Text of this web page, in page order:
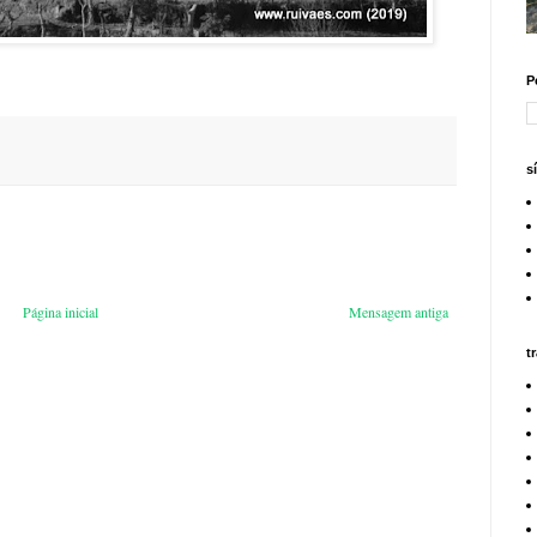
Mensagem antiga
Página inicial